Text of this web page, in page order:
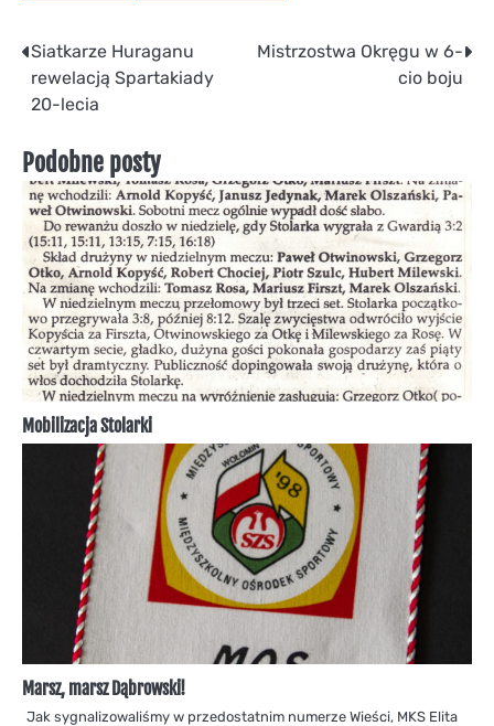
Nawigacja
wpisu
Siatkarze Huraganu
rewelacją Spartakiady
20-lecia
Mistrzostwa Okręgu w 6-
cio boju
Podobne posty
Mobilizacja Stolarki
Marsz, marsz Dąbrowski!
Jak sygnalizowaliśmy w przedostatnim numerze Wieści, MKS Elita